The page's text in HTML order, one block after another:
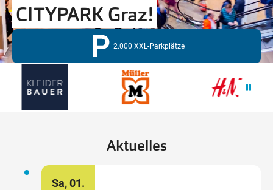
Wegbeschreibung
CITYPARK Graz!
2.000 XXL-Parkplätze
Aktuelles
Sa,01.